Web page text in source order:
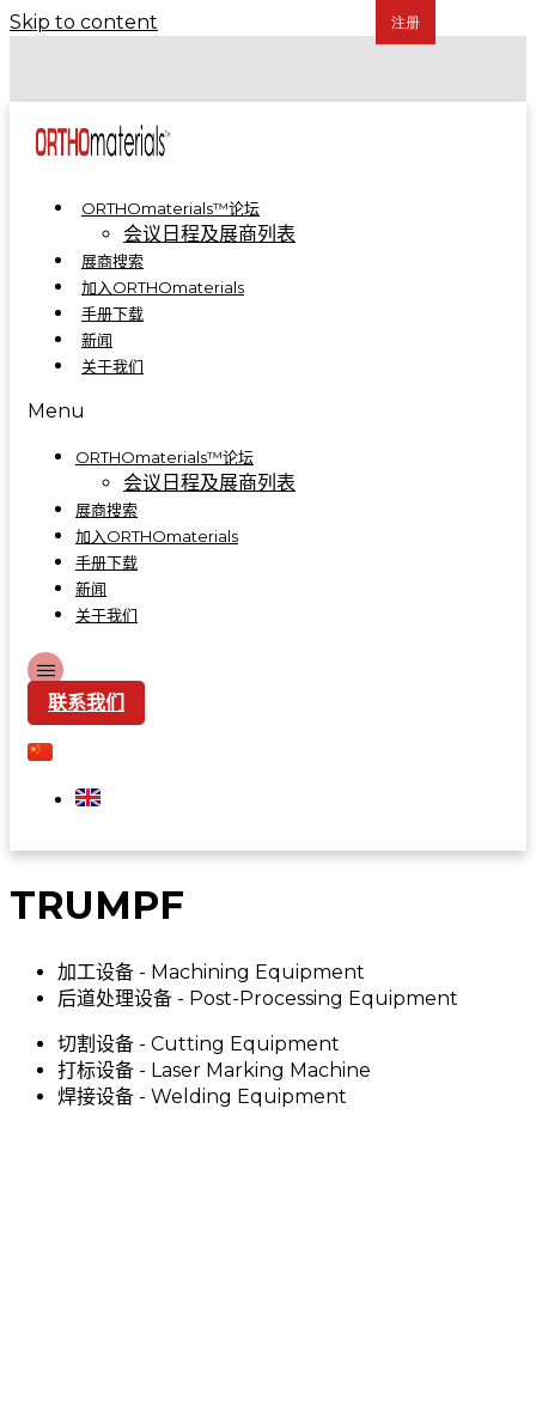
Skip to content
ORTHOmaterials™论坛
会议日程及展商列表
展商搜索
加入ORTHOmaterials
手册下载
新闻
关于我们
Menu
ORTHOmaterials™论坛
会议日程及展商列表
展商搜索
加入ORTHOmaterials
手册下载
新闻
关于我们
联系我们
TRUMPF
加工设备 - Machining Equipment
后道处理设备 - Post-Processing Equipment
切割设备 - Cutting Equipment
打标设备 - Laser Marking Machine
焊接设备 - Welding Equipment